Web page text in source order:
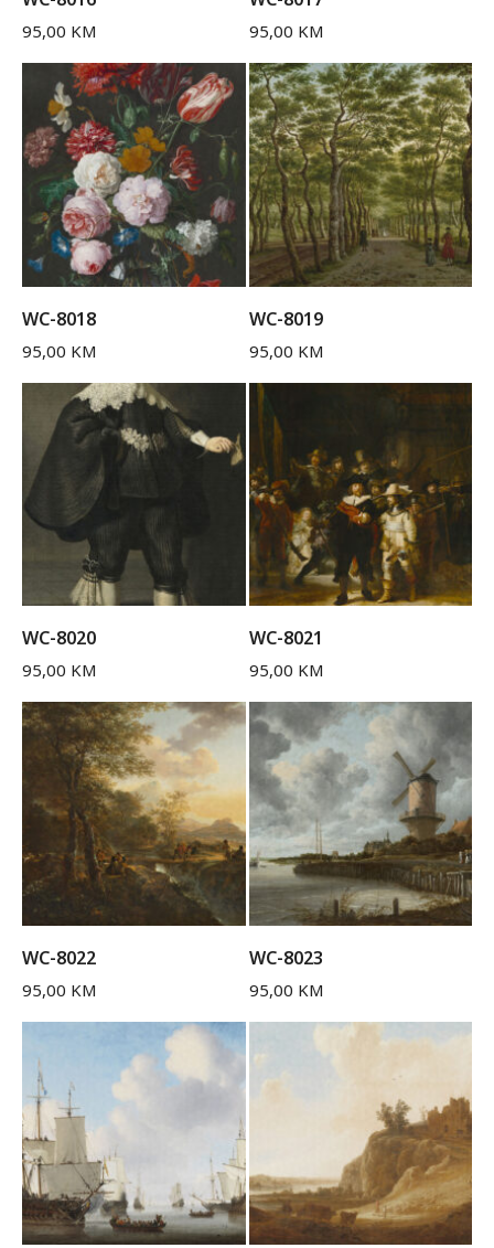
95,00 KM 95,00 KM
WC-8018
95,00 KM
WC-8019
95,00 KM
WC-8020
95,00 KM
WC-8021
95,00 KM
WC-8022
95,00 KM
WC-8023
95,00 KM